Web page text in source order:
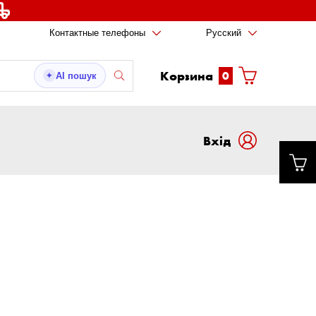
Контактные телефоны Русский
✦ AI пошук Корзина 0
Вxід